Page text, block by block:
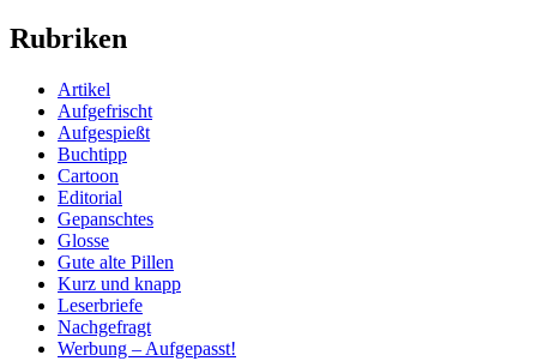
Rubriken
Artikel
Aufgefrischt
Aufgespießt
Buchtipp
Cartoon
Editorial
Gepanschtes
Glosse
Gute alte Pillen
Kurz und knapp
Leserbriefe
Nachgefragt
Werbung – Aufgepasst!